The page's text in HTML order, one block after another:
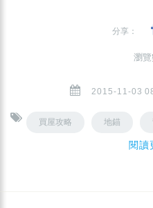
分享：
瀏
2015-11-03
買屋攻略 地錨
閱讀